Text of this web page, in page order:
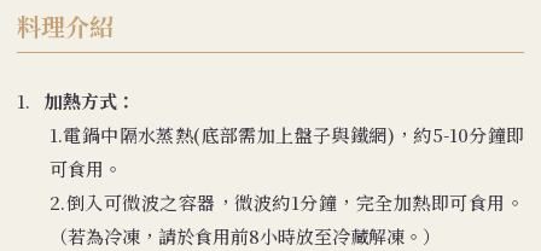
料理介紹
1. 加熱方式：
1.電鍋中隔水蒸熱(底部需加上盤子與鐵網)，約5-10分鐘即
可食用。
2.倒入可微波之容器，微波約1分鐘，完全加熱即可食用。
（若為冷凍，請於食用前8小時放至冷藏解凍。）